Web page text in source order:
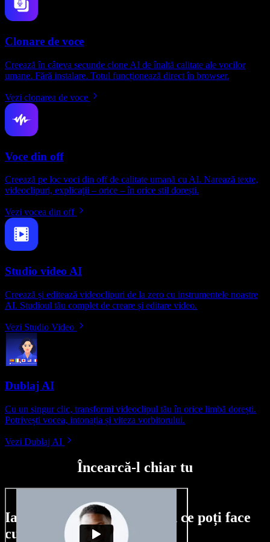
Clonare de voce
Creează în câteva secunde clone AI de înaltă calitate ale vocilor
umane. Fără instalare. Totul funcționează direct în browser.
Vezi clonarea de voce
Voce din off
Creează pe loc voci din off de calitate umană cu AI. Narează texte,
videoclipuri, explicații – orice – în orice stil dorești.
Vezi vocea din off
Studio video AI
Creează și editează videoclipuri de la zero cu instrumentele noastre
AI. Studioul tău complet de creare și editare video.
Vezi Studio Video
Dublaj AI
Cu un singur clic, transformi videoclipul tău în orice limbă dorești.
Potrivești vocea, intonația și viteza vorbitorului.
Vezi Dublaj AI
Încearcă-l chiar tu
Iată doar o mică mostră din ce poți face
cu Speechify Studio.